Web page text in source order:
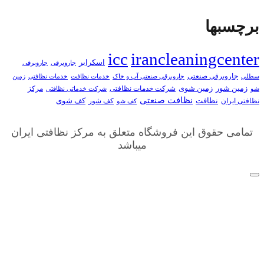
برچسبها
icc irancleaningcenter اسکرابر جاروبرقی جاروبرقی
سطلی جاروبرقی صنعتی جاروبرقی صنعتی آب و خاک خدمات نظافت خدمات نظافتی زمین
شو زمین شور زمین شوی شرکت خدمات نظافتی شرکت خدماتی نظافتی مرکز
نظافتی ایران نظافت نظافت صنعتی کف شو کف شور کف شوی
تمامی حقوق این فروشگاه متعلق به مرکز نظافتی ایران
میباشد